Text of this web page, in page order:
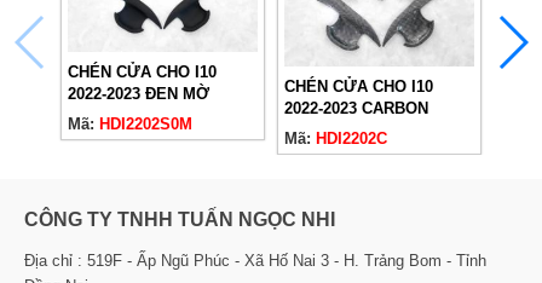
CHÉN CỬA CHO I10
2022-2023 ĐEN MỜ
Mã: HDI2202S0M
CHÉN CỬA CHO I10
2022-2023 CARBON
Mã: HDI2202C
TAY
CÔNG TY TNHH TUẤN NGỌC NHI
Địa chỉ : 519F - Ấp Ngũ Phúc - Xã Hố Nai 3 - H. Trảng Bom - Tỉnh